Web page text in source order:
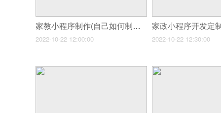
家教小程序制作(自己如何制作小程序制作小程序关键有哪些)
2022-10-22 12:00:00 2022-10-22 12:30:00